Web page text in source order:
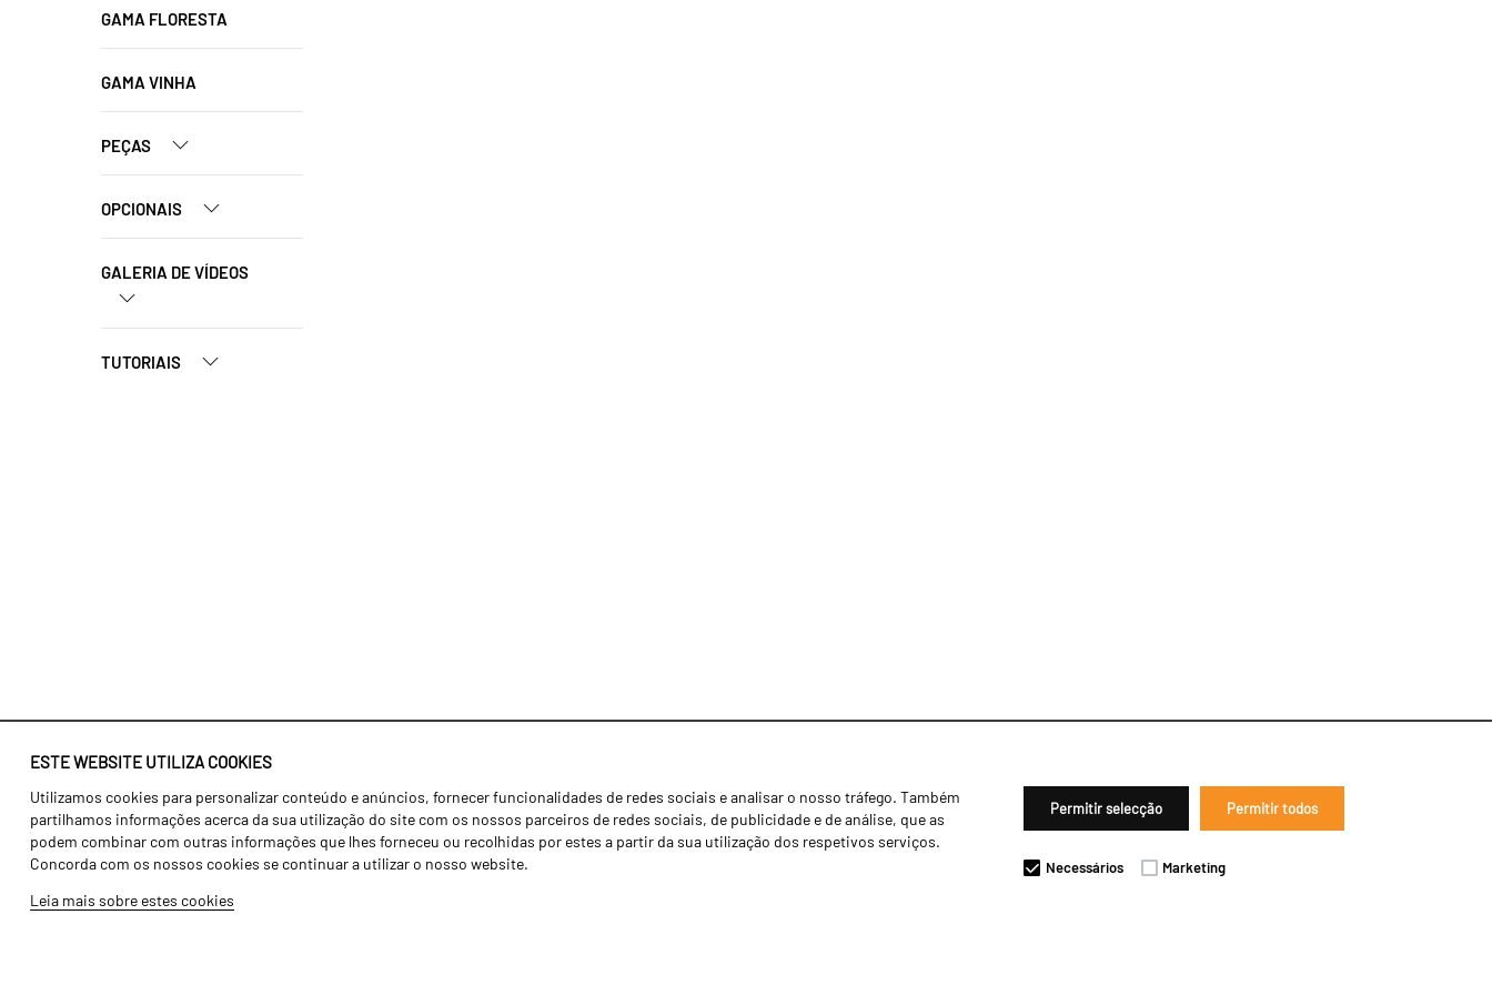
ESTE WEBSITE UTILIZA COOKIES
Utilizamos cookies para personalizar conteúdo e anúncios, fornecer funcionalidades de redes sociais e analisar o nosso tráfego. Também
partilhamos informações acerca da sua utilização do site com os nossos parceiros de redes sociais, de publicidade e de análise, que as
podem combinar com outras informações que lhes forneceu ou recolhidas por estes a partir da sua utilização dos respetivos serviços.
Concorda com os nossos cookies se continuar a utilizar o nosso website.
Leia mais sobre estes cookies
Permitir selecção Permitir todos
Necessários Marketing
GAMA FLORESTA
GAMA VINHA
PEÇAS
OPCIONAIS
GALERIA DE VÍDEOS
TUTORIAIS
Identidade
História
Fábrica / Produção
Recursos Humanos
Agricultura
Transportes
Gama Floresta
Notícias
Concessionários